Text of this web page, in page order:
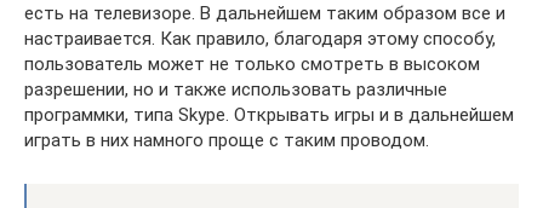
есть на телевизоре. В дальнейшем таким образом все и
настраивается. Как правило, благодаря этому способу,
пользователь может не только смотреть в высоком
разрешении, но и также использовать различные
программки, типа Skype. Открывать игры и в дальнейшем
играть в них намного проще с таким проводом.